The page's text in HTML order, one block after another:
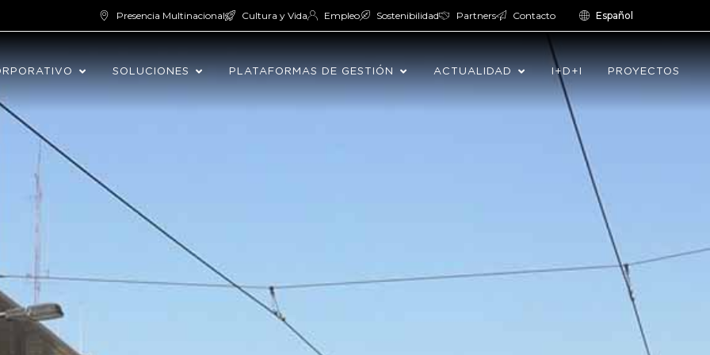
Presencia Multinacional Cultura y Vida Empleo Sostenibilidad Partners Contacto Español
SOLUCIONES PLATAFORMAS DE GESTIÓN ACTUALIDAD I+D+I PROYECTOS